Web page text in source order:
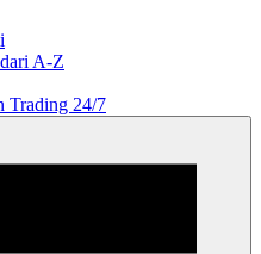
A-Z
Trading 24/7